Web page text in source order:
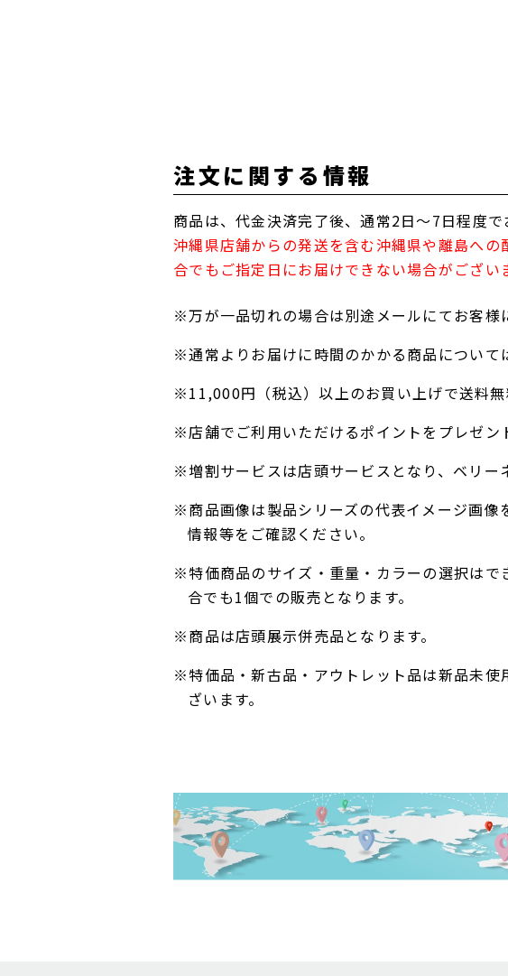
注文に関する情報
商品は、代金決済完了後、通常2日～7日程度で
沖縄県店舗からの発送を含む沖縄県や離島へ
合でもご指定日にお届けできない場合がござ
※万が一品切れの場合は別途メールにてお客様
※通常よりお届けに時間のかかる商品について
※11,000円（税込）以上のお買い上げで送料無
※店舗でご利用いただけるポイントをプレゼン
※増割サービスは店頭サービスとなり、ベリー
※商品画像は製品シリーズの代表イメージ画像
情報等をご確認ください。
※特価商品のサイズ・重量・カラーの選択は
合でも1個での販売となります。
※商品は店頭展示併売品となります。
※特価品・新古品・アウトレット品は新品未
ざいます。